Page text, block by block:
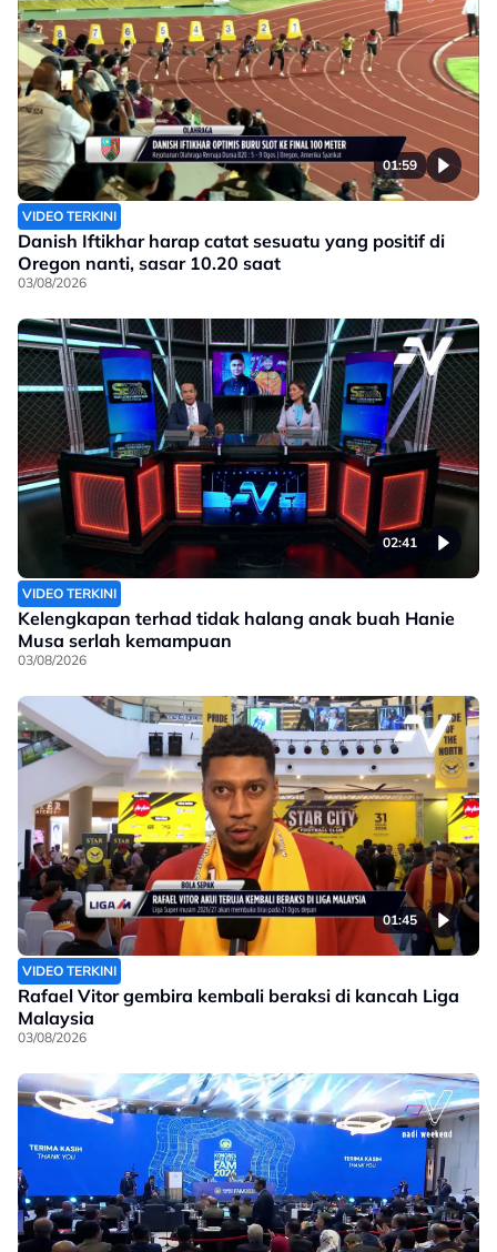
01:59
VIDEO TERKINI
Danish Iftikhar harap catat sesuatu yang positif di
Oregon nanti, sasar 10.20 saat
03/08/2026
02:41
VIDEO TERKINI
Kelengkapan terhad tidak halang anak buah Hanie
Musa serlah kemampuan
03/08/2026
01:45
VIDEO TERKINI
Rafael Vitor gembira kembali beraksi di kancah Liga
Malaysia
03/08/2026